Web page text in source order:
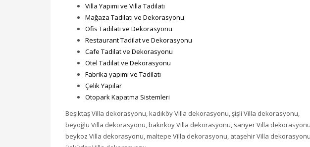
Villa Yapımı ve Villa Tadilatı
Mağaza Tadilatı ve Dekorasyonu
Ofis Tadilatı ve Dekorasyonu
Restaurant Tadilat ve Dekorasyonu
Cafe Tadilat ve Dekorasyonu
Otel Tadilat ve Dekorasyonu
Fabrika yapımı ve Tadilatı
Çelik Yapılar
Otopark Kapatma Sistemleri
Beşiktaş Villa dekorasyonu, kadıköy Villa dekorasyonu, şişli Villa dekorasyonu,
beyoğlu Villa dekorasyonu, bakırköy Villa dekorasyonu, sarıyer Villa
beykoz Villa dekorasyonu, maltepe Villa dekorasyonu, ataşehir Villa